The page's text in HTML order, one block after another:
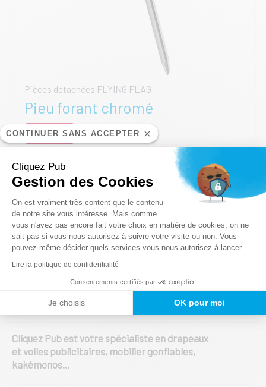
CONTINUER SANS ACCEPTER
Cliquez Pub
Gestion des Cookies
Plateforme de Gestion du
On est vraiment très content que le contenu
de notre site vous intéresse. Mais comme
vous n'avez pas encore fait votre choix en matière de cookies, on ne
sait pas si vous nous autorisez à suivre votre visite ou non. Vous
pouvez même décider quels services vous nous autorisez à lancer.
Lire la politique de confidentialité
Consentements certifiés par
Je choisis OK pour moi
Axeptio consent
Pièces détachées FLYING FLAG
Pieu forant chromé
25,00 € HT
AJOUTER AU PANIER
Expert de la communication
Cliquez Pub est votre spécialiste en drapeaux
et voiles publicitaires, mobilier gonflables,
kakémonos…